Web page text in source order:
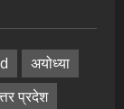
अयोध्या
प्रदेश